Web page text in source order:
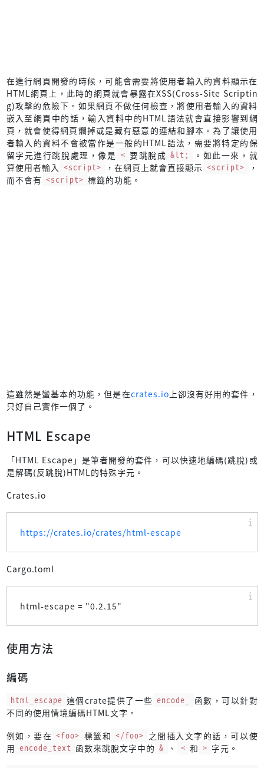
在進行網頁開發的時候，可能會需要將使用者輸入的資料顯示在
HTML網頁上，此時的網頁就會暴露在XSS(Cross-Site Scriptin
g)攻擊的危險下。如果網頁不做任何檢查，將使用者輸入的資料
嵌入至網頁中的話，輸入資料中的HTML語法就會直接影響到網
頁，就會使得網頁爛掉或是藏有惡意的連結和腳本。為了讓使用
者輸入的資料不會被當作是一般的HTML語法，需要將特定的保
留字元進行跳脫處理，像是 < 要跳脫成 &lt;
。如此一來，就
算使用者輸入 <script> ，在網頁上就會直接顯示 <script>
，
而不會有 <script> 標籤的功能。
這雖然是蠻基本的功能，但是在crates.io 上卻沒有好用的套件，
只好自己實作一個了。
HTML Escape
「HTML Escape」是筆者開發的套件，可以快速地編碼(跳脫)或
是解碼(反跳脫)HTML的特殊字元。
Crates.io
https://crates.io/crates/html-escape
Cargo.toml
html-escape = "0.2.15"
使用方法
編碼
html_escape 這個crate提供了一些 encode_
函數，可以針對
不同的使用情境編碼HTML文字。
例如，要在 <foo> 標籤和 </foo> 之間插入文字的話，可以使
用 encode_text 函數來跳脫文字中的 & 、 < 和 > 字元。